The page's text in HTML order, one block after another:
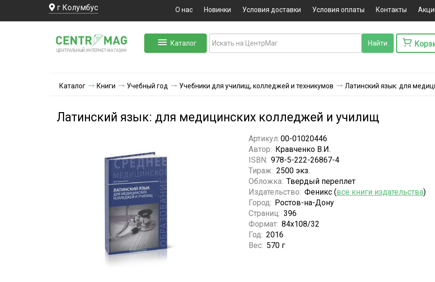
г Колумбус О нас Новинки Условия доставки Условия оплаты Контакты
ЦЕНТРАЛЬНЫЙ ИНТЕРНЕТ-МА ГАЗИН
Каталог
Каталог Книги Учебный год Учебники для училищ, колледжей и техникумов Латинский язык: для
Латинский язык: для медицинских колледжей и училищ
Артикул: 00-01020446
Автор: Кравченко В.И.
ISBN: 978-5-222-26867-4
Тираж: 2500 экз.
Обложка: Твердый переплет
Издательство: Феникс (все книги издательства)
Город: Ростов-на-Дону
Страниц: 396
Формат: 84х108/32
Год: 2016
Вес: 570 г